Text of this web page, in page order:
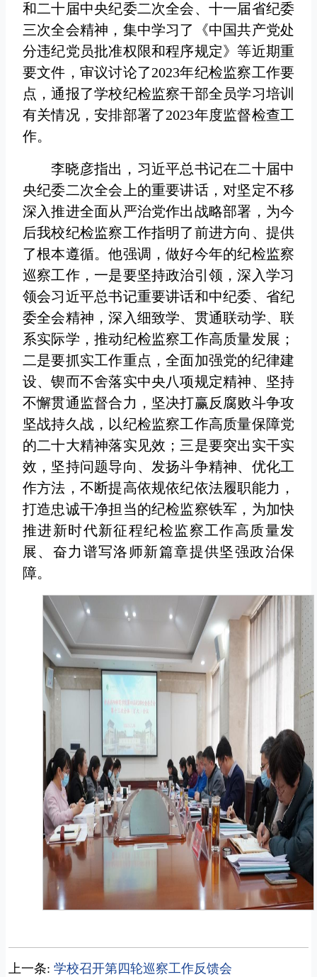
和二十届中央纪委二次全会、十一届省纪委
三次全会精神，集中学习了《中国共产党处
分违纪党员批准权限和程序规定》等近期重
要文件，审议讨论了2023年纪检监察工作要
点，通报了学校纪检监察干部全员学习培训
有关情况，安排部署了2023年度监督检查工
作。
李晓彦指出，习近平总书记在二十届中
央纪委二次全会上的重要讲话，对坚定不移
深入推进全面从严治党作出战略部署，为今
后我校纪检监察工作指明了前进方向、提供
了根本遵循。他强调，做好今年的纪检监察
巡察工作，一是要坚持政治引领，深入学习
领会习近平总书记重要讲话和中纪委、省纪
委全会精神，深入细致学、贯通联动学、联
系实际学，推动纪检监察工作高质量发展；
二是要抓实工作重点，全面加强党的纪律建
设、锲而不舍落实中央八项规定精神、坚持
不懈贯通监督合力，坚决打赢反腐败斗争攻
坚战持久战，以纪检监察工作高质量保障党
的二十大精神落实见效；三是要突出实干实
效，坚持问题导向、发扬斗争精神、优化工
作方法，不断提高依规依纪依法履职能力，
打造忠诚干净担当的纪检监察铁军，为加快
推进新时代新征程纪检监察工作高质量发
展、奋力谱写洛师新篇章提供坚强政治保
障。
上一条: 学校召开第四轮巡察工作反馈会